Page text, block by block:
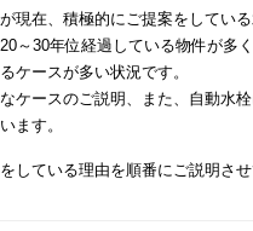
現在、積極的にご提案をしてい
～30年位経過している物件が多
ケースが多い状況です。
ケースのご説明 、また、自動水
ます。
している理由を順番にご説明させ